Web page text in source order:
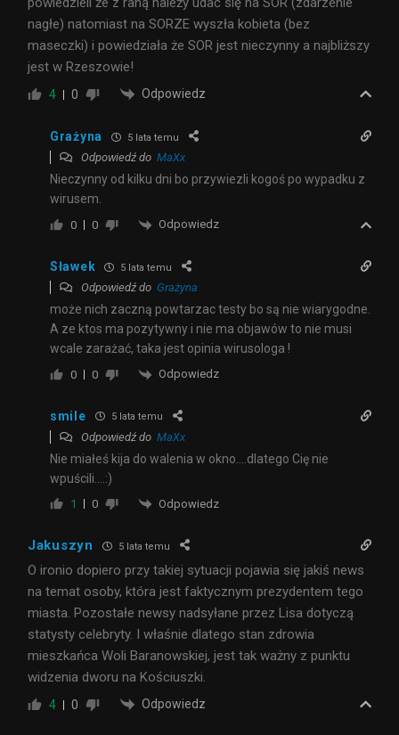
nagłe) natomiast na SORZE wyszła kobieta (bez
maseczki) i powiedziała że SOR jest nieczynny a najbliższy
jest w Rzeszowie!
4 0 Odpowiedz
Grażyna 5 lata temu
Odpowiedź do MaXx
Nieczynny od kilku dni bo przywiezli kogoś po wypadku z
wirusem.
0 0 Odpowiedz
Sławek 5 lata temu
Odpowiedź do Grażyna
może nich zaczną powtarzac testy bo są nie wiarygodne.
A ze ktos ma pozytywny i nie ma objawów to nie musi
wcale zarażać, taka jest opinia wirusologa !
0 0 Odpowiedz
smile 5 lata temu
Odpowiedź do MaXx
Nie miałeś kija do walenia w okno….dlatego Cię nie
wpuścili….:)
1 0 Odpowiedz
Jakuszyn 5 lata temu
O ironio dopiero przy takiej sytuacji pojawia się jakiś news
na temat osoby, która jest faktycznym prezydentem tego
miasta. Pozostałe newsy nadsyłane przez Lisa dotyczą
statysty celebryty. I właśnie dlatego stan zdrowia
mieszkańca Woli Baranowskiej, jest tak ważny z punktu
widzenia dworu na Kościuszki.
4 0 Odpowiedz